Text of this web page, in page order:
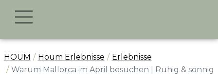
HOUM Houm Erlebnisse
Erlebnisse
Warum Mallorca im April besuchen | Ruhig & sonnig